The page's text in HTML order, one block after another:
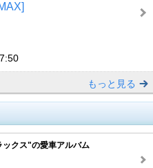
もっと見る
クス"の愛車アルバム